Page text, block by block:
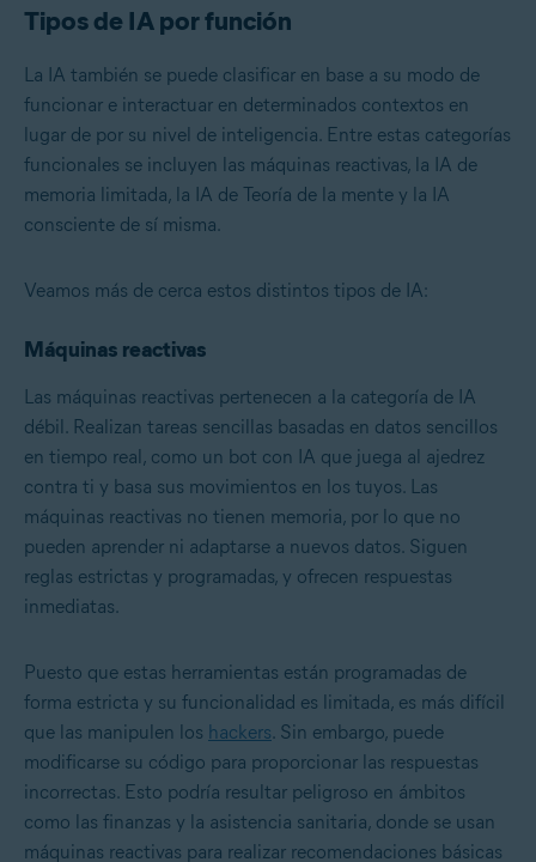
Tipos de IA por función
La IA también se puede clasificar en base a su modo de
funcionar e interactuar en determinados contextos en
lugar de por su nivel de inteligencia. Entre estas categorías
funcionales se incluyen las máquinas reactivas, la IA de
memoria limitada, la IA de Teoría de la mente y la IA
consciente de sí misma.
Veamos más de cerca estos distintos tipos de IA:
Máquinas reactivas
Las máquinas reactivas pertenecen a la categoría de IA
débil. Realizan tareas sencillas basadas en datos sencillos
en tiempo real, como un bot con IA que juega al ajedrez
contra ti y basa sus movimientos en los tuyos. Las
máquinas reactivas no tienen memoria, por lo que no
pueden aprender ni adaptarse a nuevos datos. Siguen
reglas estrictas y programadas, y ofrecen respuestas
inmediatas.
Puesto que estas herramientas están programadas de
forma estricta y su funcionalidad es limitada, es más difícil
que las manipulen los hackers. Sin embargo, puede
modificarse su código para proporcionar las respuestas
incorrectas. Esto podría resultar peligroso en ámbitos
como las finanzas y la asistencia sanitaria, donde se usan
máquinas reactivas para realizar recomendaciones básicas